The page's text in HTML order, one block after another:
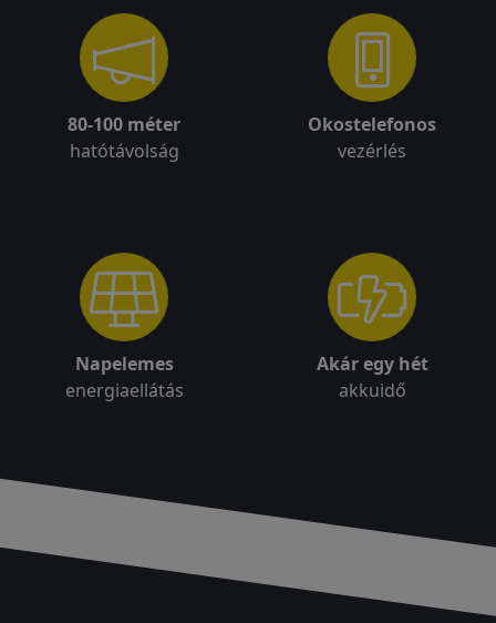
Regisztráció/Belépés
80-100 méter
hatótávolság
Okostelefonos
vezérlés
Napelemes
energiaellátás
Akár egy hét
akkuidő